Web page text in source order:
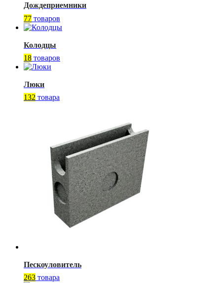
Дождеприемники
77 товаров
Колодцы
18 товаров
Люки
132 товара
Пескоуловитель
263 товара